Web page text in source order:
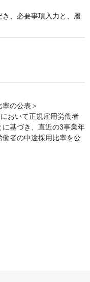
、必要事項入力と、履
の公表＞
おいて正規雇用労働者
基づき、直近の3事業年
者の中途採用比率を公